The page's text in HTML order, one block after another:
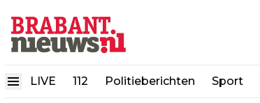
LIVE 112 Politieberichten Sport